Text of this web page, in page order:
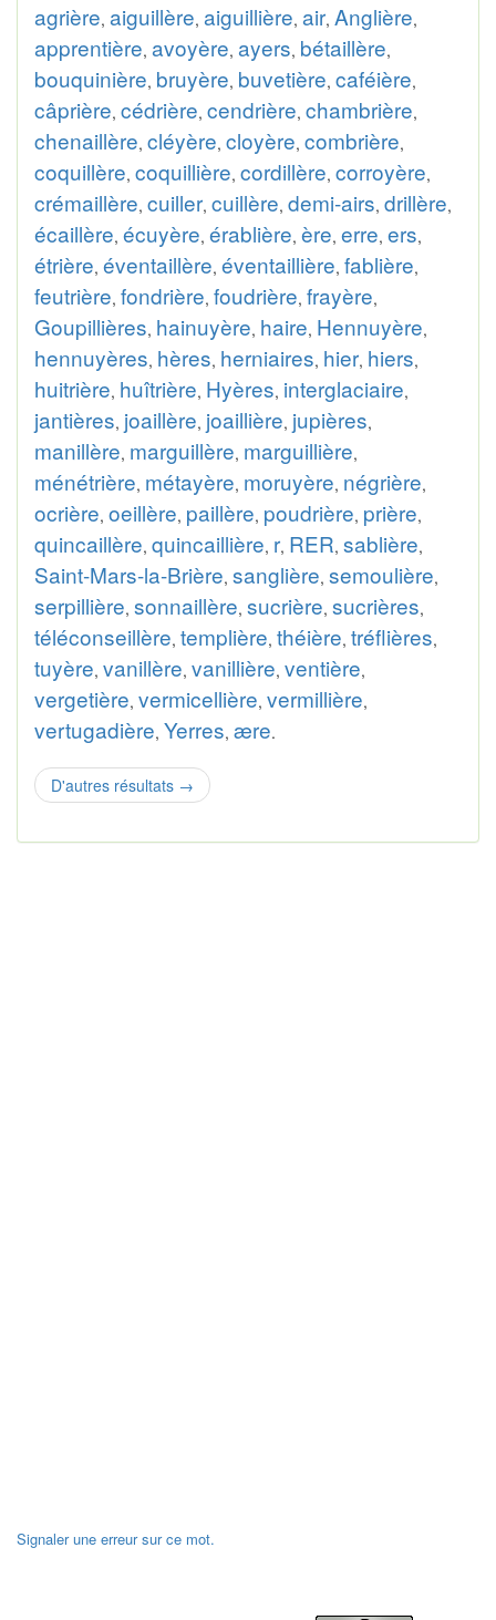
agrière, aiguillère, aiguillière, air, Anglière,
apprentière, avoyère, ayers, bétaillère,
bouquinière, bruyère, buvetière, caféière,
câprière, cédrière, cendrière, chambrière,
chenaillère, cléyère, cloyère, combrière,
coquillère, coquillière, cordillère, corroyère,
crémaillère, cuiller, cuillère, demi-airs, drillère,
écaillère, écuyère, érablière, ère, erre, ers,
étrière, éventaillère, éventaillière, fablière,
feutrière, fondrière, foudrière, frayère,
Goupillières, hainuyère, haire, Hennuyère,
hennuyères, hères, herniaires, hier, hiers,
huitrière, huîtrière, Hyères, interglaciaire,
jantières, joaillère, joaillière, jupières,
manillère, marguillère, marguillière,
ménétrière, métayère, moruyère, négrière,
ocrière, oeillère, paillère, poudrière, prière,
quincaillère, quincaillière, r, RER, sablière,
Saint-Mars-la-Brière, sanglière, semoulière,
serpillière, sonnaillère, sucrière, sucrières,
téléconseillère, templière, théière, tréflières,
tuyère, vanillère, vanillière, ventière,
vergetière, vermicellière, vermillière,
vertugadière, Yerres, ære.
D'autres résultats →
Signaler une erreur sur ce mot.